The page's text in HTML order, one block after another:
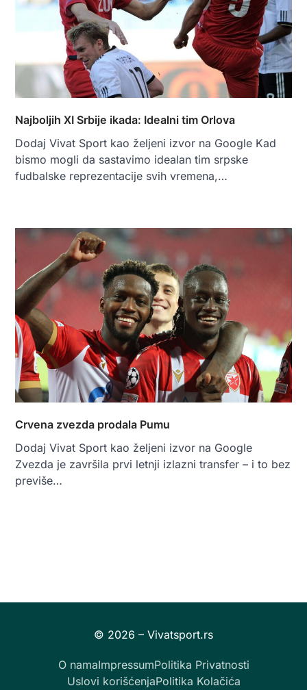
Najboljih XI Srbije ikada: Idealni tim Orlova
Dodaj Vivat Sport kao željeni izvor na Google Kad
bismo mogli da sastavimo idealan tim srpske
fudbalske reprezentacije svih vremena,…
Crvena zvezda prodala Pumu
Dodaj Vivat Sport kao željeni izvor na Google
Zvezda je završila prvi letnji izlazni transfer – i to bez
previše…
O namaImpressumPolitika Privatnosti
Uslovi korišćenjaPolitika Kolačića